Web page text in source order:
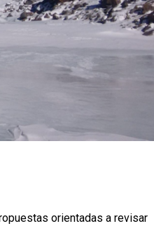
orientadas a revisar